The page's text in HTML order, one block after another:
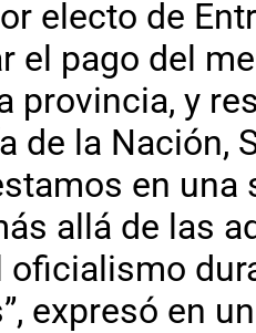
electo de
el pago del
provincia, y
de la Nación,
en una
allá de las
oficialismo
expresó en